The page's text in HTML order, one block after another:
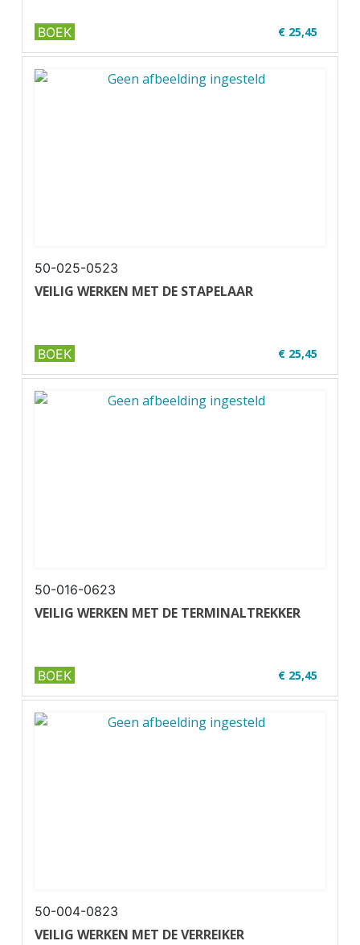
€ 25,45
✔ U30-1
✔ Zwart-wit
BOEK
50-025-0523
VEILIG WERKEN MET DE STAPELAAR
€ 25,45
✔ Zwart-wit
✔ Wire-o
BOEK
50-016-0623
VEILIG WERKEN MET DE TERMINALTREKKER
€ 25,45
✔ U16-2
✔ Zwart-wit
BOEK
50-004-0823
VEILIG WERKEN MET DE VERREIKER